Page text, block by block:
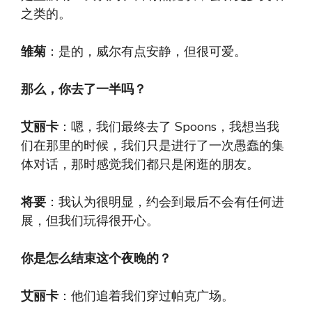
之类的。
雏菊 ：是的，威尔有点安静，但很可爱。
那么，你去了一半吗？
艾丽卡 ：嗯，我们最终去了 Spoons，我想当我
们在那里的时候，我们只是进行了一次愚蠢的集
体对话，那时感觉我们都只是闲逛的朋友。
将要 ：我认为很明显，约会到最后不会有任何进
展，但我们玩得很开心。
你是怎么结束这个夜晚的？
艾丽卡 ：他们追着我们穿过帕克广场。